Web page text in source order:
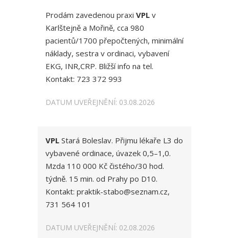
Prodám zavedenou praxi VPL v
Karlštejně a Mořině, cca 980
pacientů/1700 přepočtených, minimální
náklady, sestra v ordinaci, vybavení
EKG, INR,CRP. Bližší info na tel.
Kontakt: 723 372 993
DATUM UVEŘEJNĚNÍ: 03.08.2026
VPL Stará Boleslav. Přijmu lékaře L3 do
vybavené ordinace, úvazek 0,5–1,0.
Mzda 110 000 Kč čistého/30 hod.
týdně. 15 min. od Prahy po D10.
Kontakt: praktik-stabo@seznam.cz,
731 564 101
DATUM UVEŘEJNĚNÍ: 02.08.2026